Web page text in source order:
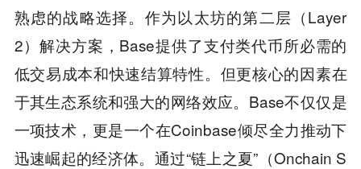
熟虑的战略选择。作为以太坊的第二层（Layer
2）解决方案，Base提供了支付类代币所必需的
低交易成本和快速结算特性。但更核心的因素在
于其生态系统和强大的网络效应。Base不仅仅是
一项技术，更是一个在Coinbase倾尽全力推动下
迅速崛起的经济体。通过“链上之夏”（Onchain S